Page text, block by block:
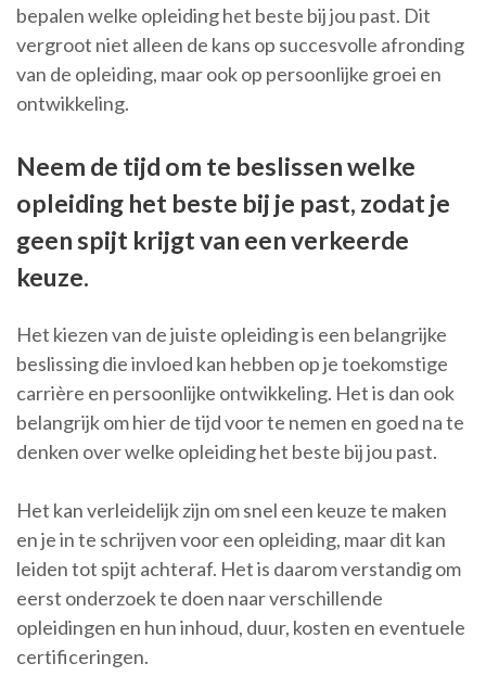
bepalen welke opleiding het beste bij jou past. Dit
vergroot niet alleen de kans op succesvolle afronding
van de opleiding, maar ook op persoonlijke groei en
ontwikkeling.
Neem de tijd om te beslissen welke
opleiding het beste bij je past, zodat je
geen spijt krijgt van een verkeerde
keuze.
Het kiezen van de juiste opleiding is een belangrijke
beslissing die invloed kan hebben op je toekomstige
carrière en persoonlijke ontwikkeling. Het is dan ook
belangrijk om hier de tijd voor te nemen en goed na te
denken over welke opleiding het beste bij jou past.
Het kan verleidelijk zijn om snel een keuze te maken
en je in te schrijven voor een opleiding, maar dit kan
leiden tot spijt achteraf. Het is daarom verstandig om
eerst onderzoek te doen naar verschillende
opleidingen en hun inhoud, duur, kosten en eventuele
certificeringen.